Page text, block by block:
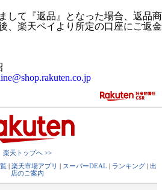
して『返品』となった場合、返品商
、楽天ペイより所定の口座にご返金
楽天トップへ >>
楽天市場アプリ スーパーDEAL ランキング
出
店のご案内